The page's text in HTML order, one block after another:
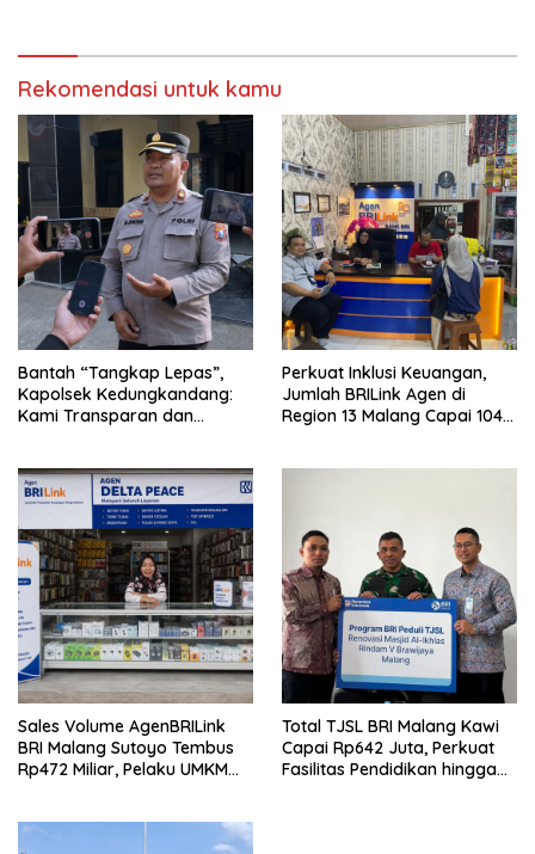
Rekomendasi untuk kamu
Bantah “Tangkap Lepas”,
Kapolsek Kedungkandang:
Kami Transparan dan
Perkuat Inklusi Keuangan,
Jumlah BRILink Agen di
Region 13 Malang Capai 104
Sales Volume AgenBRILink
BRI Malang Sutoyo Tembus
Rp472 Miliar, Pelaku UMKM
Total TJSL BRI Malang Kawi
Capai Rp642 Juta, Perkuat
Fasilitas Pendidikan hingga